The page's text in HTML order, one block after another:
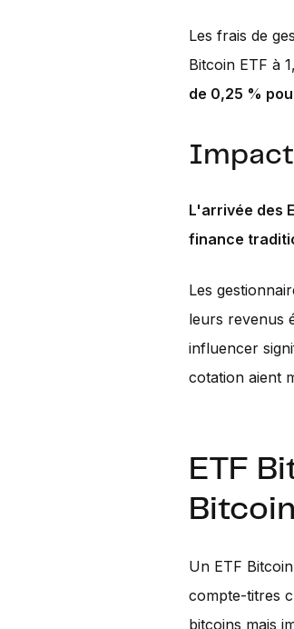
Les frais de
Bitcoin ETF à
de 0,25 %
L'arrivée des
finance
Les
leurs revenus
influencer
cotation aient
ETF
Un ETF
compte-titres
bitcoins mais